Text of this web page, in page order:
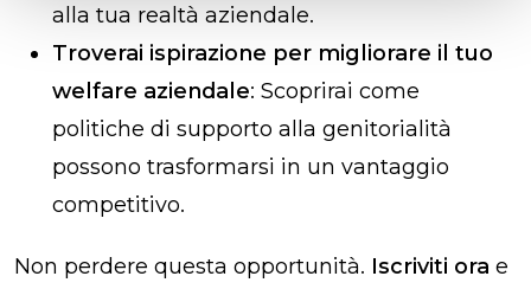
alla tua realtà aziendale.
Troverai ispirazione per migliorare il tuo
welfare aziendale: Scoprirai come
politiche di supporto alla genitorialità
possono trasformarsi in un vantaggio
competitivo.
Non perdere questa opportunità. Iscriviti ora e